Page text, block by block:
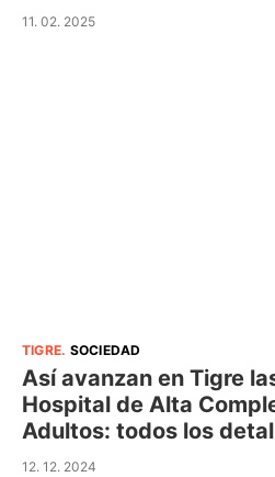
11. 02. 2025
TIGRE. SOCIEDAD
Así avanzan en Tigre
Hospital de Alta
Adultos: todos los
12. 12. 2024